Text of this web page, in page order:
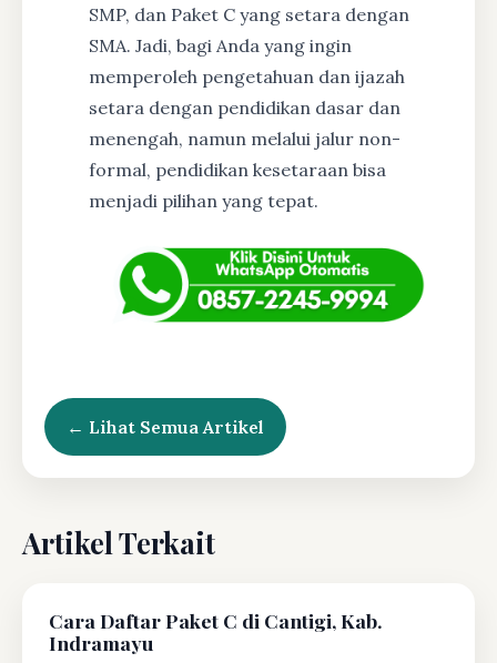
SMP, dan Paket C yang setara dengan
SMA. Jadi, bagi Anda yang ingin
memperoleh pengetahuan dan ijazah
setara dengan pendidikan dasar dan
menengah, namun melalui jalur non-
formal, pendidikan kesetaraan bisa
menjadi pilihan yang tepat.
← Lihat Semua Artikel
Artikel Terkait
Cara Daftar Paket C di Cantigi, Kab.
Indramayu